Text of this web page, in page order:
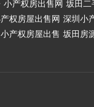
小产权房出售网 坂田二
权房屋出售网 深圳小
小产权房屋出售 坂田房